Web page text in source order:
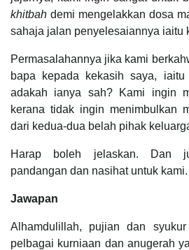
khitbah demi mengelakkan dosa
sahaja jalan penyelesaiannya iaitu
Permasalahannya jika kami
bapa kepada kekasih saya,
adakah ianya sah? Kami ingin
kerana tidak ingin menimbulkan
dari kedua-dua belah pihak
Harap boleh jelaskan. Dan
pandangan dan nasihat untuk kami.
Jawapan
Alhamdulillah, pujian dan
pelbagai kurniaan dan anugerah